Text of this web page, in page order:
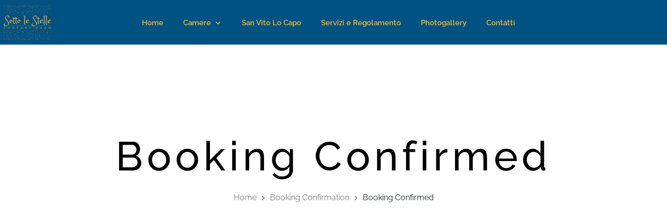
Home Camere San Vito Lo Capo Servizi e Regolamento Photogallery Contatti
Booking Confirmed
Home Booking Confirmation Booking Confirmed